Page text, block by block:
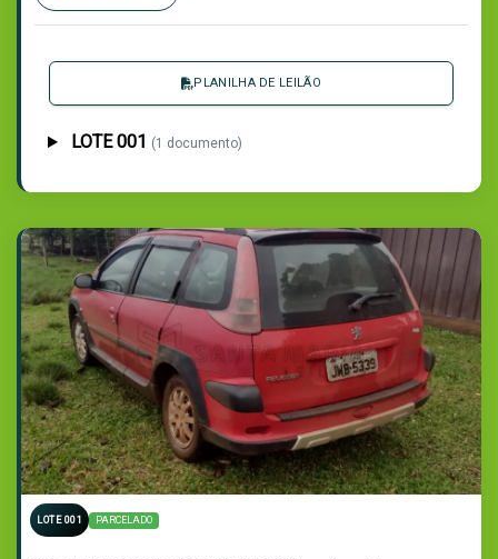
PLANILHA DE LEILÃO
LOTE 001 (1 documento)
LOTE 001 PARCELADO